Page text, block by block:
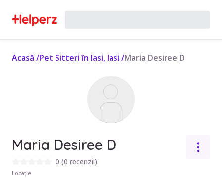
Acasă /Pet Sitteri în Iasi, Iasi /Maria Desiree D
Maria Desiree D
0 (0 recenzii)
Locație